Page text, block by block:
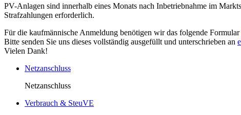
PV-Anlagen sind innerhalb eines Monats nach Inbetriebnahme im
Strafzahlungen erforderlich.
Für die kaufmännische Anmeldung benötigen wir das folgende Formular
Bitte senden Sie uns dieses vollständig ausgefüllt und unterschrieben an
Vielen Dank!
Netzanschluss
Netzanschluss
Verbrauch & SteuVE